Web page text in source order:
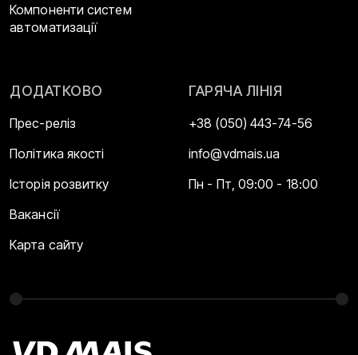
Компоненти систем
автоматизації
ДОДАТКОВО
Прес-реліз
Політика якості
Історія розвитку
Вакансії
Карта сайту
ГАРЯЧА ЛІНІЯ
+38 (050) 443-74-56
info@vdmais.ua
Пн - Пт, 09:00 - 18:00